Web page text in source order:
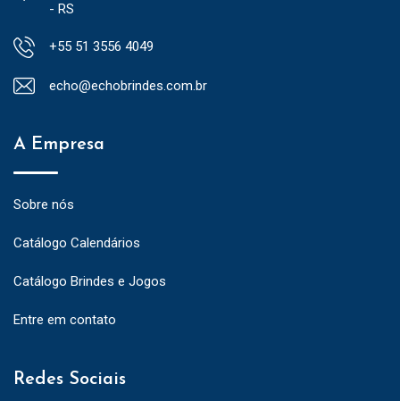
- RS
+55 51 3556 4049
echo@echobrindes.com.br
A Empresa
Sobre nós
Catálogo Calendários
Catálogo Brindes e Jogos
Entre em contato
Redes Sociais